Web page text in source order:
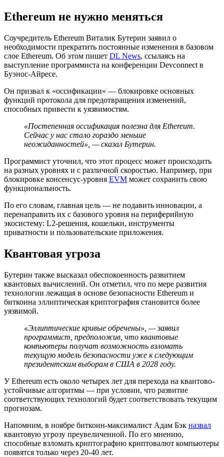
Ethereum не нужно меняться
Соучредитель Ethereum Виталик Бутерин заявил о
необходимости прекратить постоянные изменения в базовом
слое Ethereum. Об этом пишет DL News, ссылаясь на
выступление программиста на конференции Devconnect в
Буэнос-Айресе.
Он призвал к «оссификации» — блокировке основных
функций протокола для предотвращения изменений,
способных привести к уязвимостям.
«Постепенная оссификация полезна для Ethereum.
Сейчас у нас стало гораздо меньше
неожиданностей», — сказал Бутерин.
Программист уточнил, что этот процесс может происходить
на разных уровнях и с различной скоростью. Например, при
блокировке консенсус-уровня EVM может сохранить свою
функциональность.
По его словам, главная цель — не подавить инновации, а
перенаправить их с базового уровня на периферийную
экосистему: L2-решения, кошельки, инструменты
приватности и пользовательские приложения.
Квантовая угроза
Бутерин также высказал обеспокоенность развитием
квантовых вычислений. Он отметил, что по мере развития
технологии лежащая в основе безопасности Ethereum и
биткоина эллиптическая криптография становится более
уязвимой.
«Эллиптические кривые обречены», — заявил
программист, предположив, что квантовые
компьютеры получат возможность взломать
текущую модель безопасности уже к следующим
президентским выборам в США в 2028 году.
У Ethereum есть около четырех лет для перехода на квантово-
устойчивые алгоритмы — при условии, что развитие
соответствующих технологий будет соответствовать текущим
прогнозам.
Напомним, в ноябре биткоин-максималист Адам Бэк назвал
квантовую угрозу преувеличенной. По его мнению,
способные взломать криптографию криптовалют компьютеры
появятся только через 20-40 лет.